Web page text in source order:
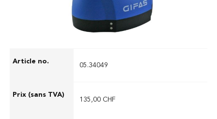
05.34049
135,00 CHF